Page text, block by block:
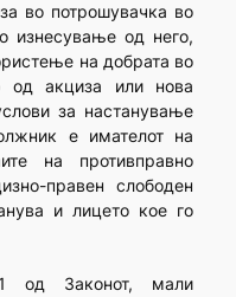
во потрошувачка во
изнесување од него,
на добрата во
од акциза или нова
за настанување
е имателот на
на противправно
правен слободен
и лицето кое го
од Законот, мали